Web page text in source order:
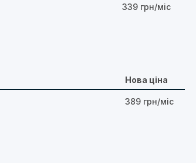
339 грн/міс
Нова ціна
389 грн/міс